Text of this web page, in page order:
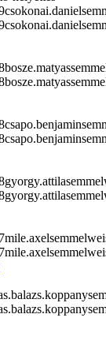
csokonai.daniel
csokonai.daniel
bosze.matyas
bosze.matyas
csapo.benjamin
csapo.benjamin
gyorgy.attila
gyorgy.attila
mile.axel
mile.axel